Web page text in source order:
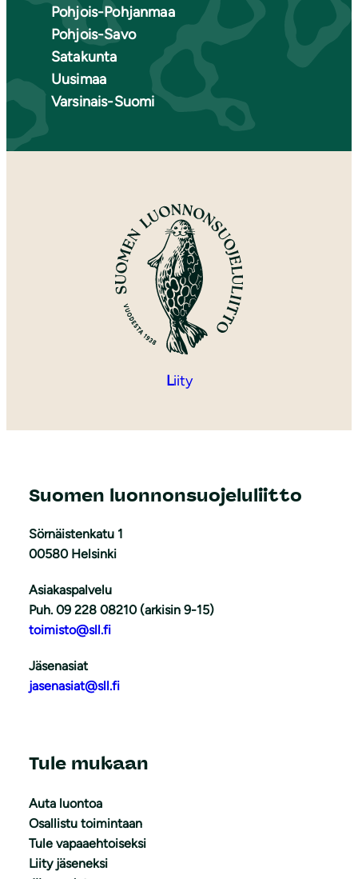
Pohjois-Pohjanmaa
Pohjois-Savo
Satakunta
Uusimaa
Varsinais-Suomi
Liity
Suomen luonnonsuojeluliitto
Sörnäistenkatu 1
00580 Helsinki
Asiakaspalvelu
Puh. 09 228 08210 (arkisin 9-15)
toimisto@sll.fi
Jäsenasiat
jasenasiat@sll.fi
Tule mukaan
Auta luontoa
Osallistu toimintaan
Tule vapaaehtoiseksi
Liity jäseneksi